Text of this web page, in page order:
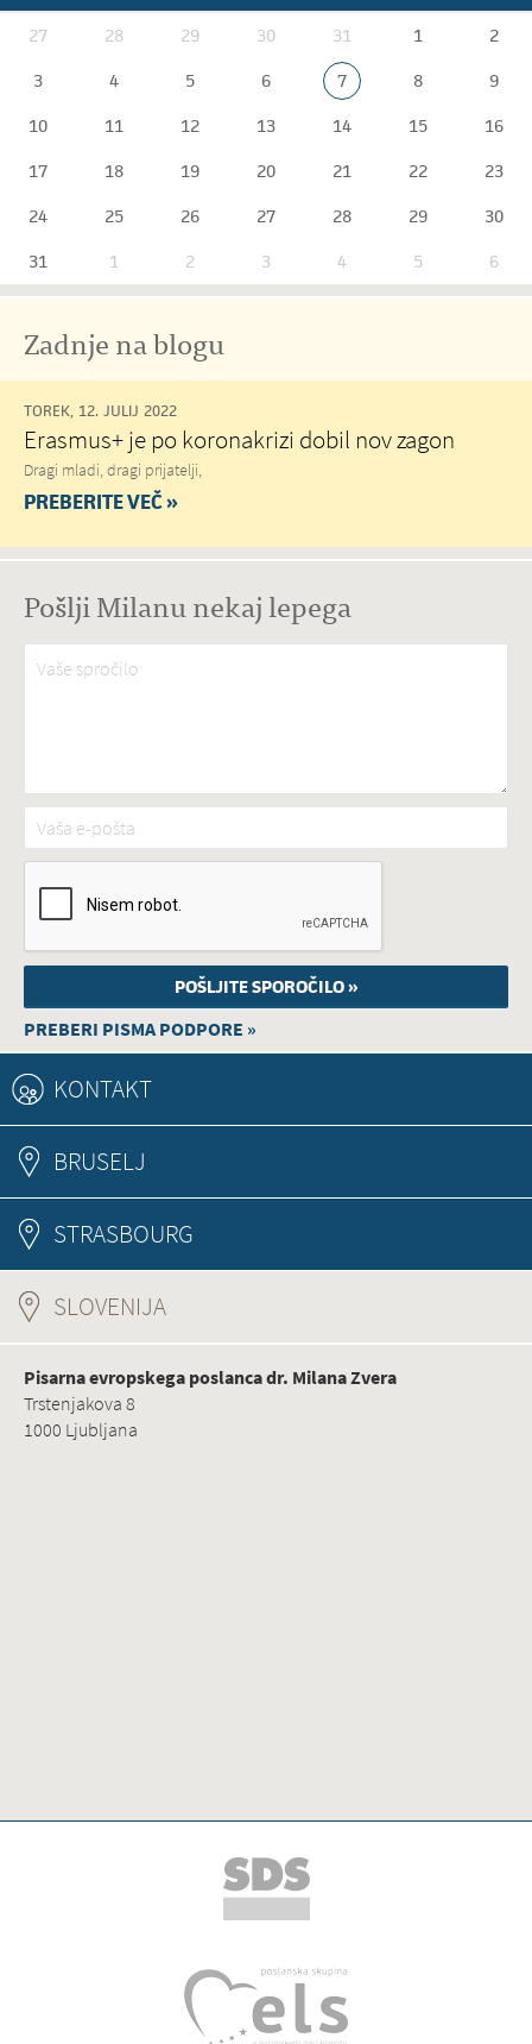
27 28 29 30 31 1
2
3
4 5 6 7 8
9
10
11 12 13 14 15
16
17
18 19 20 21 22
23
24
25 26 27 28 29
30
31
1 2 3 4 5 6
Zadnje na blogu
TOREK, 12. JULIJ 2022
Erasmus+ je po koronakrizi dobil nov zagon
Dragi mladi, dragi prijatelji,
PREBERITE VEČ »
Pošlji Milanu nekaj lepega
Vaše spročilo*
Vaša e-pošta*
PREBERI PISMA PODPORE »
KONTAKT
BRUSELJ
STRASBOURG
SLOVENIJA
Pisarna evropskega poslanca dr. Milana Zvera
Trstenjakova 8
1000 Ljubljana